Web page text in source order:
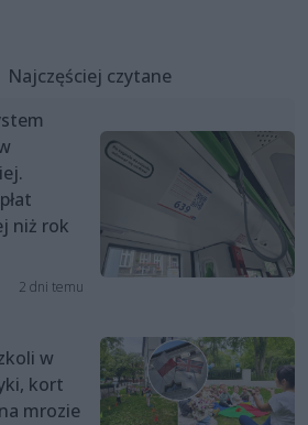
Najczęściej czytane
niż rok
2 dni temu
w
kort
mrozie